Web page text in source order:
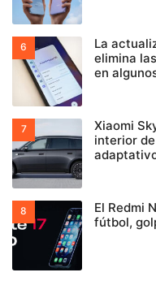
La
elimina
en
Xiaomi
interior
El Redmi
fútbol,